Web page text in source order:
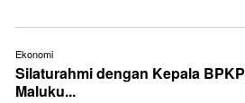
Ekonomi
Silaturahmi dengan Kepala BPKP
Maluku...